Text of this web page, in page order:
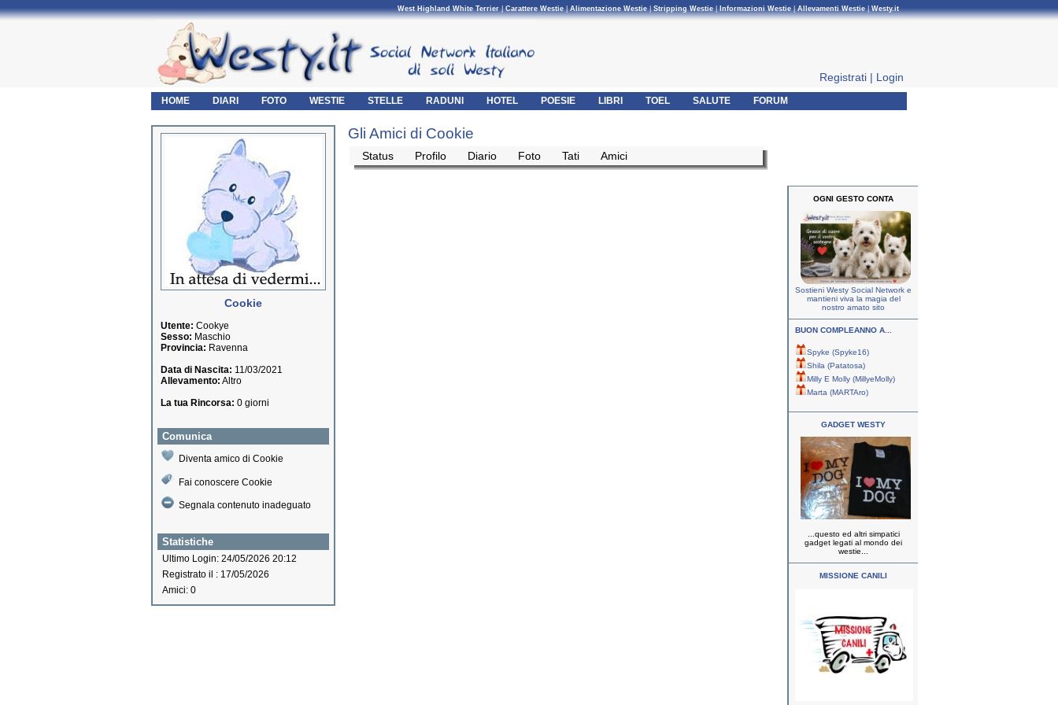
West Highland White Terrier|Carattere Westie|Alimentazione Westie|Stripping Westie| Informazioni Westie|Allevamenti Westie|Westy.it
Registrati | Login
HOME DIARI FOTO WESTIE STELLE RADUNI HOTEL POESIE LIBRI TOEL SALUTE FORUM
Cookie
Utente: Cookye
Sesso: Maschio
Provincia: Ravenna
Data di Nascita: 11/03/2021
Allevamento: Altro
La tua Rincorsa: 0 giorni
Comunica
Diventa amico di Cookie
Fai conoscere Cookie
Segnala contenuto inadeguato
Statistiche
Ultimo Login: 24/05/2026 20:12
Registrato il : 17/05/2026
Amici: 0
Gli Amici di Cookie
Status Profilo Diario Foto Tati Amici
OGNI GESTO CONTA
Sostieni Westy Social Network e
mantieni viva la magia del
nostro amato sito
BUON COMPLEANNO A...
Spyke (Spyke16)
Shila (Patatosa)
Milly E Molly (MillyeMolly)
Marta (MARTAro)
GADGET WESTY
...questo ed altri simpatici
gadget legati al mondo dei
westie...
MISSIONE CANILI